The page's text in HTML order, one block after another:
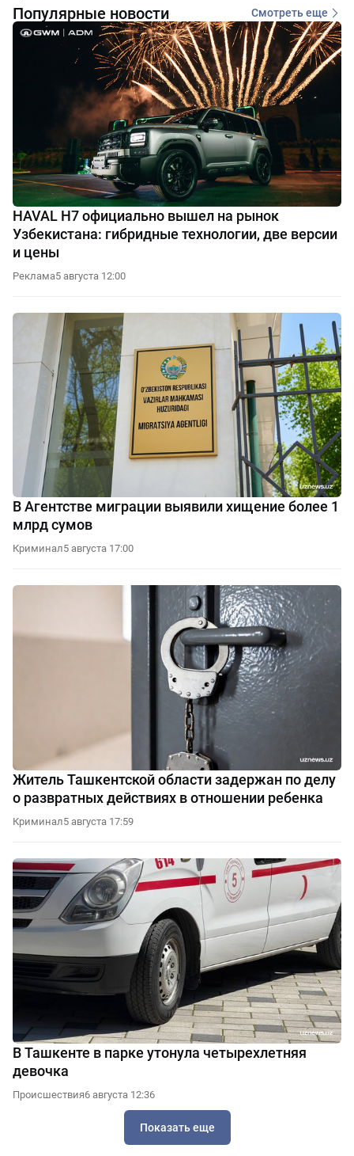
Популярные новости Смотреть еще
HAVAL H7 официально вышел на рынок
Узбекистана: гибридные технологии, две версии
и цены
Реклама5 августа 12:00
В Агентстве миграции выявили хищение более 1
млрд сумов
Криминал5 августа 17:00
Житель Ташкентской области задержан по делу
о развратных действиях в отношении ребенка
Криминал5 августа 17:59
В Ташкенте в парке утонула четырехлетняя
девочка
Происшествия6 августа 12:36
Показать еще